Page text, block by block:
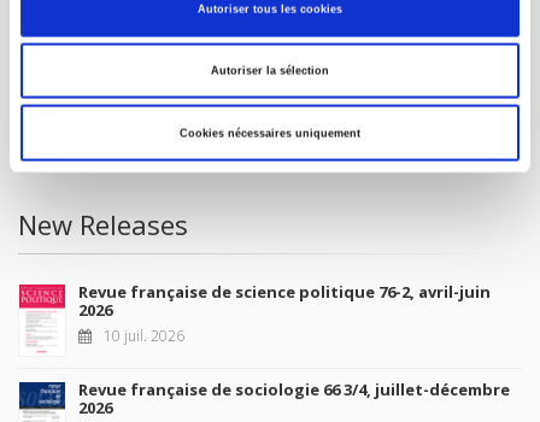
Autoriser tous les cookies
Autoriser la sélection
Cookies nécessaires uniquement
Future Releases
La France et l'Union européenne
New Releases
Revue française de science politique 76-2, avril-juin
2026
10 juil. 2026
Revue française de sociologie 66 3/4, juillet-décembre
2026